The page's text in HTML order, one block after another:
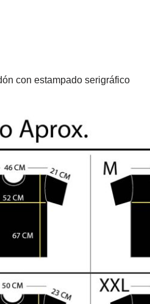
con estampado serigráfico